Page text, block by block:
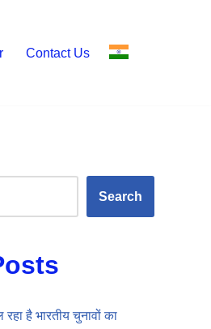
Contact Us
Search
है भारतीय चुनावों का